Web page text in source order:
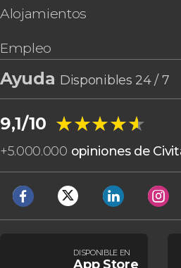
Alojamientos
Empleo
Ayuda Disponibles 24 / 7
9,1/10 ★★★★★
★★★★★
+5.000.000 opiniones de
DISPONIBLE EN
App Store